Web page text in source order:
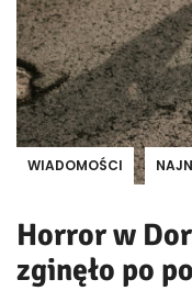
WIADOMOŚCI
Horror w
zginęło po